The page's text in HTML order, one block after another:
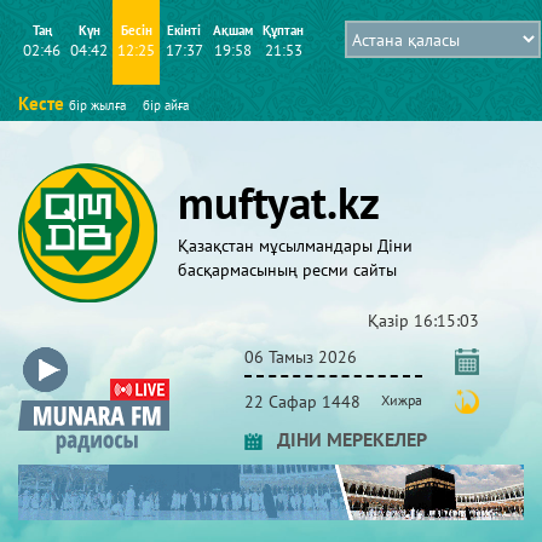
Таң
02:46
Күн
04:42
Бесін
12:25
Екінті
17:37
Ақшам
19:58
Құптан
21:53
Кесте бір жылға бір айға
muftyat.kz
Қазақстан мұсылмандары Діни
басқармасының ресми сайты
Қазір 16:15:04
06 Тамыз 2026
22 Сафар 1448 Хижра
ДІНИ МЕРЕКЕЛЕР